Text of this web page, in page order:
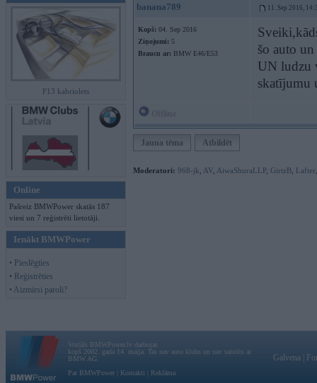
F13 kabriolets
Online
Pašreiz BMWPower skatās 187
viesi un 7 reģistrēti lietotāji.
Ienākt BMWPower
• Pieslēgties
• Reģistrēties
• Aizmirsi paroli?
banana789 11. Sep 2016,
Kopš: 04. Sep 2016
Ziņojumi: 5
Braucu ar: BMW E46/E53
šo auto
UN ludzu
skatījumu
Jauna tēma Atbildēt
Moderatori: 968-jk AV AiwaShuraLLP, GirtzB Lafter
Vortāls BMWPower.lv darbojas
kopš 2002. gada 14. maija. Tas nav auto klubs un nav saistīts ar
BMW AG.
Par BMWPower
Kontakti Reklāma
Galvena